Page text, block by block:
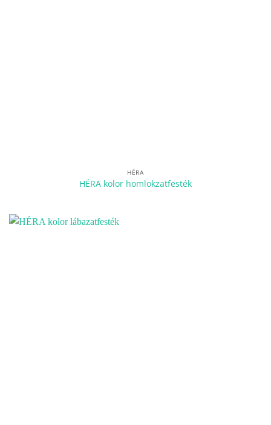
HÉRA
HÉRA kolor homlokzatfesték